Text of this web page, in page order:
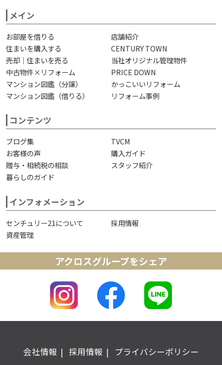
メイン
お部屋を借りる
店舗紹介
住まいを購入する
CENTURY TOWN
売却｜住まいを売る
当社オリジナル管理物件
中古物件×リフォーム
PRICE DOWN
マンション図鑑（分譲）
かっこいいリフォーム
マンション図鑑（借りる）
リフォーム事例
コンテンツ
ブログ集
TVCM
お客様の声
購入ガイド
贈与・相続税の相談
スタッフ紹介
暮らしのガイド
インフォメーション
センチュリー21について
採用情報
資産管理
アクロスグループをシェア
会社情報 採用情報 プライバシーポリシー